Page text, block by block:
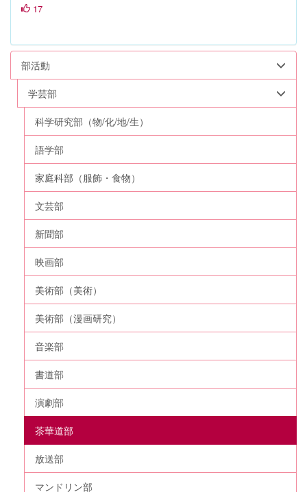
17
部活動
学芸部
科学研究部（物/化/地/生）
語学部
家庭科部（服飾・食物）
文芸部
新聞部
映画部
美術部（美術）
美術部（漫画研究）
音楽部
書道部
演劇部
茶華道部
放送部
マンドリン部